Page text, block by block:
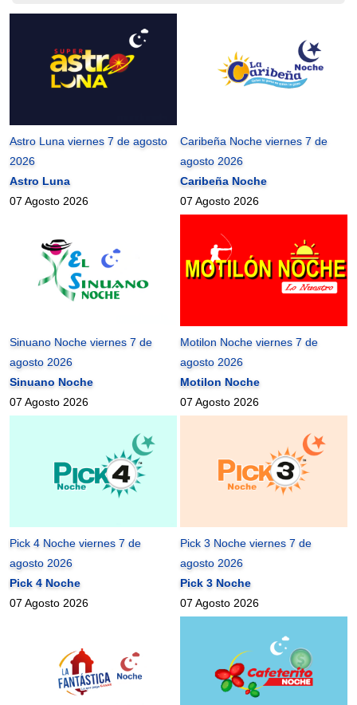
Astro Luna viernes 7 de agosto
2026
Astro Luna
07 Agosto 2026
Caribeña Noche viernes 7 de
agosto 2026
Caribeña Noche
07 Agosto 2026
Sinuano Noche viernes 7 de
agosto 2026
Sinuano Noche
07 Agosto 2026
Motilon Noche viernes 7 de
agosto 2026
Motilon Noche
07 Agosto 2026
Pick 4 Noche viernes 7 de
agosto 2026
Pick 4 Noche
07 Agosto 2026
Pick 3 Noche viernes 7 de
agosto 2026
Pick 3 Noche
07 Agosto 2026